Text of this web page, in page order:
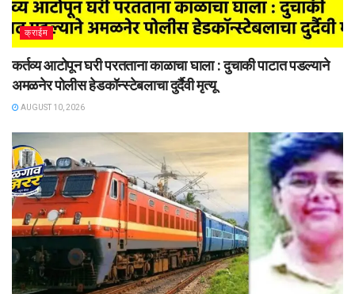
क्राईम
कर्तव्य आटोपून घरी परतताना काळाचा घाला : दुचाकी पाटात पडल्याने
अमळनेर पोलीस हेडकॉन्स्टेबलाचा दुर्दैवी मृत्यू
AUGUST 10, 2026